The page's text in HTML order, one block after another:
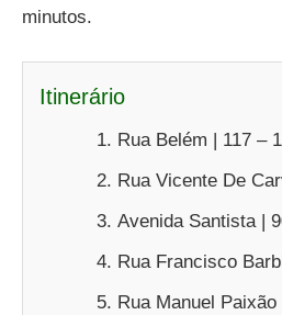
minutos.
Itinerário
Rua Belém | 117 –
Rua Vicente De
Avenida Santista |
Rua Francisco
Rua Manuel